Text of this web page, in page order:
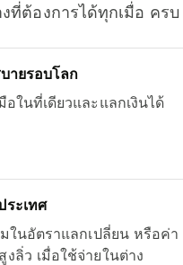
ที่ต้องการได้ทุกเมื่อ ครบ
ายรอบโลก
ในที่เดียวและแลกเงินได้
ระเทศ
ในอัตราแลกเปลี่ยน หรือค่า
ลิ่ว เมื่อใช้จ่ายในต่าง